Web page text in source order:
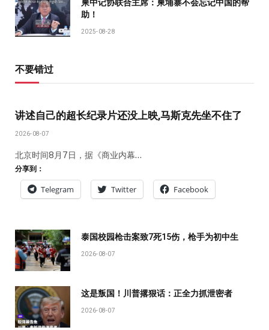
柬中记协联合主席：柬埔寨不会忘记中国的帮
助！
2025-08-28
不要错过
讲述自己的超长纪录片还没上映,马斯克先坐不住了
2026-08-07
北京时间8月7日，据《商业内幕…
分享到：
Telegram Twitter Facebook
泰国校园枪击案致7死15伤，枪手为初中生
2026-08-07
这是叛国！川普撂狠话：正全力抓泄密者
2026-08-07